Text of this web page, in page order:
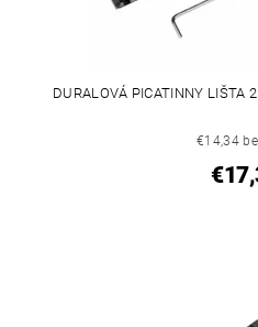
DURALOVÁ PICATINNY LIŠTA
€14,34